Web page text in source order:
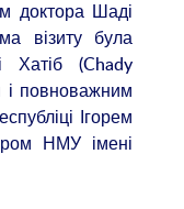
доктора Шаді
візиту була
Хатіб (Chady
і повноважним
Ігорем
НМУ імені